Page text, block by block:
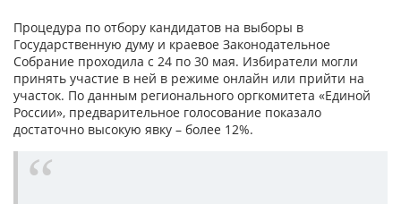
Процедура по отбору кандидатов на выборы в
Государственную думу и краевое Законодательное
Собрание проходила с 24 по 30 мая. Избиратели могли
принять участие в ней в режиме онлайн или прийти на
участок. По данным регионального оргкомитета «Единой
России», предварительное голосование показало
достаточно высокую явку – более 12%.